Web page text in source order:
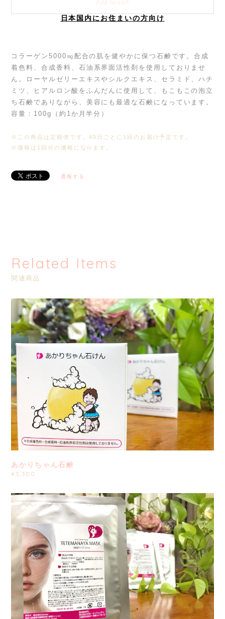
日本国内にお住まいの方向け
コラーゲン5000㎎配合の肌を健やかに保つ石鹸です。合成
着色料、合成香料、石油系界面活性剤を使用しておりませ
ん。ローヤルゼリーエキスやシルクエキス、セラミド、ハチ
ミツ、ヒアルロン酸をふんだんに使用して、もこもこの泡立
ち石鹸でありながら、美容にも最適な石鹸になっています。
容量：100g（約1か月半分）
※この商品は定期便です。45日ごとに1回のお届け予定です。
※価格は1回分の価格になります。
通報する
Related Items
関連商品
あかりちゃん石鹸
¥3,300